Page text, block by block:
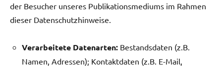
der Besucher unseres Publikationsmediums im Rahmen
dieser Datenschutzhinweise.
Verarbeitete Datenarten: Bestandsdaten (z.B.
Namen, Adressen); Kontaktdaten (z.B. E-Mail,